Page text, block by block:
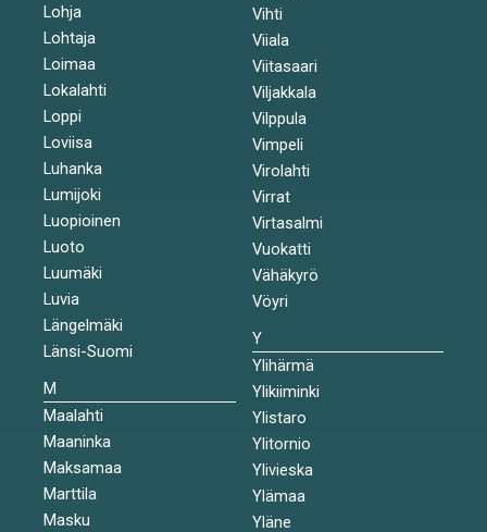
Lohja
Lohtaja
Loimaa
Lokalahti
Loppi
Loviisa
Luhanka
Lumijoki
Luopioinen
Luoto
Luumäki
Luvia
Längelmäki
Länsi-Suomi
M
Maalahti
Maaninka
Maksamaa
Marttila
Masku
Vihti
Viiala
Viitasaari
Viljakkala
Vilppula
Vimpeli
Virolahti
Virrat
Virtasalmi
Vuokatti
Vähäkyrö
Vöyri
Y
Ylihärmä
Ylikiiminki
Ylistaro
Ylitornio
Ylivieska
Ylämaa
Yläne